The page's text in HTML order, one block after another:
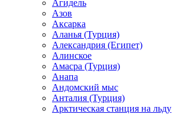
Агидель
Азов
Аксарка
Аланья (Турция)
Александрия (Египет)
Алинское
Амасра (Турция)
Анапа
Андомский мыс
Анталия (Турция)
Арктическая станция на льду